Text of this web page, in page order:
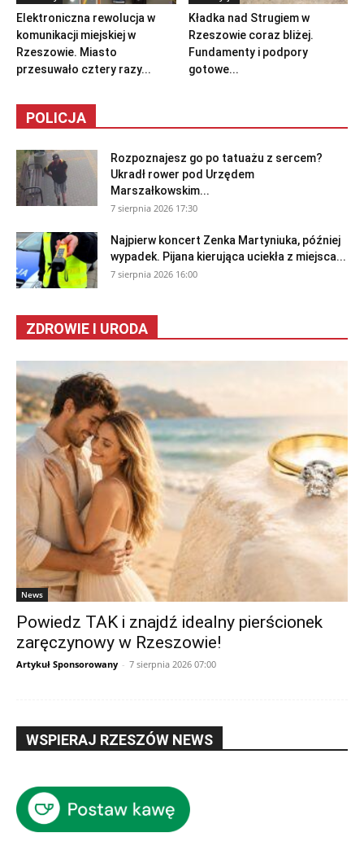
Elektroniczna rewolucja w
komunikacji miejskiej w
Rzeszowie. Miasto
przesuwało cztery razy...
Kładka nad Strugiem w
Rzeszowie coraz bliżej.
Fundamenty i podpory
gotowe...
POLICJA
Rozpoznajesz go po tatuażu z sercem?
Ukradł rower pod Urzędem
Marszałkowskim...
7 sierpnia 2026 17:30
Najpierw koncert Zenka Martyniuka, później
wypadek. Pijana kierująca uciekła z miejsca...
7 sierpnia 2026 16:00
ZDROWIE I URODA
News
Powiedz TAK i znajdź idealny pierścionek
zaręczynowy w Rzeszowie!
Artykuł Sponsorowany - 7 sierpnia 2026 07:00
WSPIERAJ RZESZÓW NEWS